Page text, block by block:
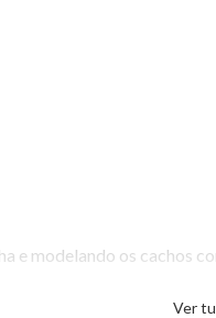
e modelando os cachos
Ver